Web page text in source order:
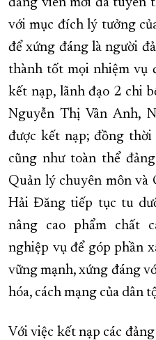
với mục đích lý tưởng
để xứng đáng là người
thành tốt mọi nhiệm vụ
kết nạp, lãnh đạo 2 chi
Nguyễn Thị Vân Anh,
được kết nạp; đồng
cũng như toàn thể
Quản lý chuyên môn và
Hải Đăng tiếp tục tu
nâng cao phẩm chất
nghiệp vụ để góp phần
vững mạnh, xứng đáng
hóa, cách mạng của dân
Với việc kết nạp các